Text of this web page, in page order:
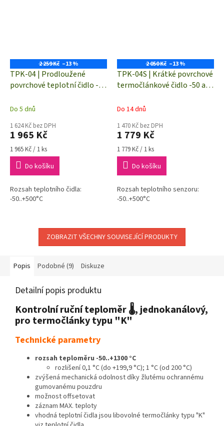
2 259 Kč –13 %
TPK-04 | Prodloužené
povrchové teplotní čidlo -50
(NiCr-Ni)
Do 5 dnů
1 624 Kč bez DPH
1 965 Kč
Měrná
cena:
1 965 Kč / 1 ks
Do košíku
Rozsah teplotního čidla:
-50..+500°C
2 050 Kč –13 %
TPK-04S | Krátké povrchové
termočlánkové čidlo -50 až
(NiCr-Ni)
Do 14 dnů
1 470 Kč bez DPH
1 779 Kč
Měrná
cena:
1 779 Kč / 1 ks
Do košíku
Rozsah teplotního senzoru:
-50..+500°C
ZOBRAZIT VŠECHNY SOUVISEJÍCÍ PRODUKTY
Popis Podobné (9) Diskuze
Detailní popis produktu
Kontrolní ruční teploměr 🌡, jednokanálový,
pro termočlánky typu "K"
Technické parametry
rozsah teploměru -50..+1300 °C
rozlišení 0,1 °C (do +199,9 °C); 1 °C (od 200 °C)
zvýšená mechanická odolnost díky žlutému ochrannému
gumovanému pouzdru
možnost offsetovat
záznam MAX. teploty
vhodná teplotní čidla jsou libovolné termočlánky typu "K"